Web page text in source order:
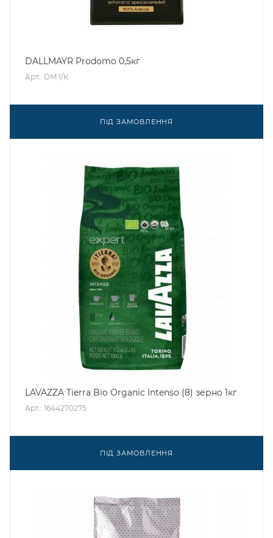
DALLMAYR Prodomo 0,5кг
Арт.: DM 1/K
ПІД ЗАМОВЛЕННЯ
LAVAZZA Tierra Bio Organic Intenso (8) зерно 1кг
Арт.: 1644270275
ПІД ЗАМОВЛЕННЯ